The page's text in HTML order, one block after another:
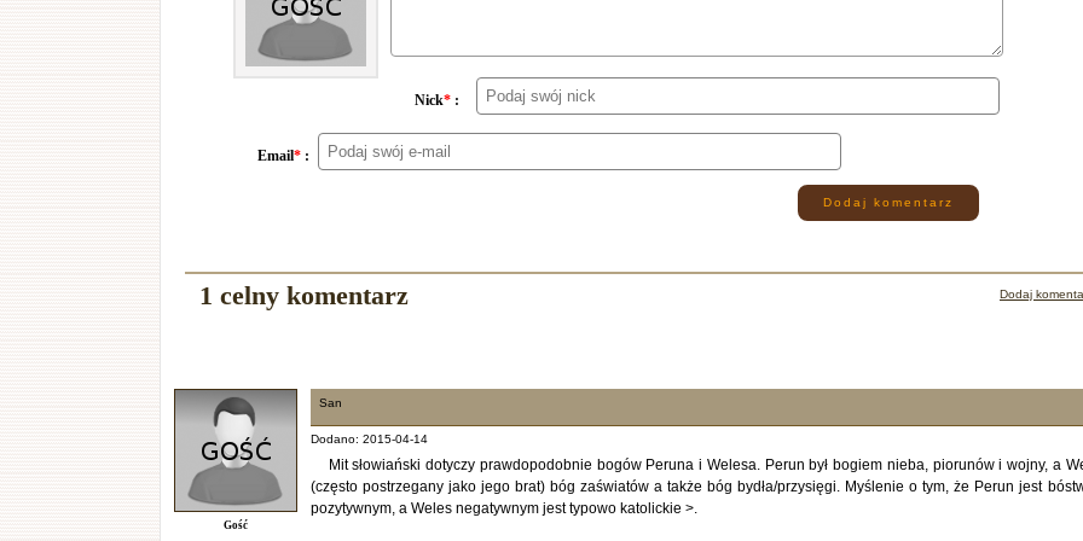
Nick* :
Email* :
Dodaj komentarz
1 celny komentarz Dodaj
Gość
San
Dodano: 2015-04-14
Mit słowiański dotyczy prawdopodobnie bogów Peruna i Welesa. Perun był bogiem nieba, piorunów i wojny, a
(często postrzegany jako jego brat) bóg zaświatów a także bóg bydła/przysięgi. Myślenie o tym, że Perun jest
pozytywnym, a Weles negatywnym jest typowo katolickie >.